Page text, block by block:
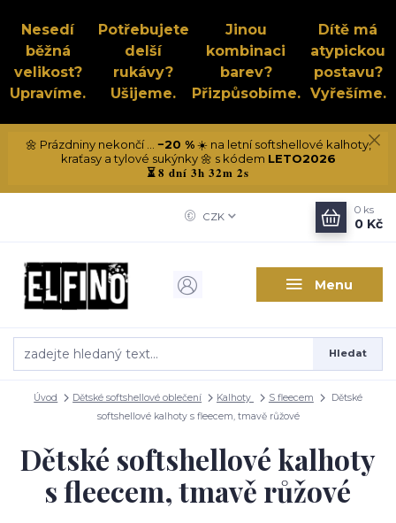
Nesedí
běžná
velikost?
Upravíme.
Potřebujete
delší
rukávy?
Ušijeme.
Jinou
kombinaci
barev?
Přizpůsobíme.
Dítě má
atypickou
postavu?
Vyřešíme.
🌼 Prázdniny nekončí ... −20 %☀️ na letní softshellové kalhoty,
kraťasy a tylové sukýnky 🌼 s kódem LETO2026
⏳8 dní 3h 32m 1s
Menu
CZK
Hledat
0 ks
0 Kč
Úvod Dětské softshellové oblečení Kalhoty S fleecem
Dětské
softshellové kalhoty s fleecem, tmavě růžové
Dětské softshellové kalhoty
s fleecem, tmavě růžové